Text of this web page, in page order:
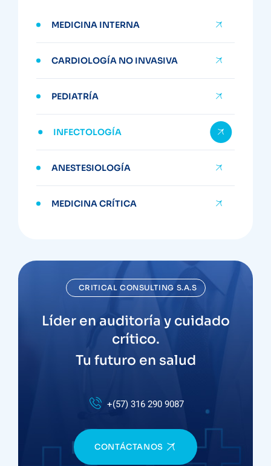
MEDICINA INTERNA
CARDIOLOGÍA NO INVASIVA
PEDIATRÍA
INFECTOLOGÍA
ANESTESIOLOGÍA
MEDICINA CRÍTICA
CRITICAL CONSULTING S.A.S
Líder en auditoría y cuidado
crítico.
Tu futuro en salud
+(57) 316 290 9087
CONTÁCTANOS